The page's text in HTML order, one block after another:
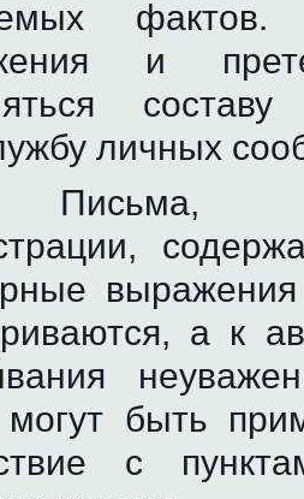
и
личных
а к
быть
с